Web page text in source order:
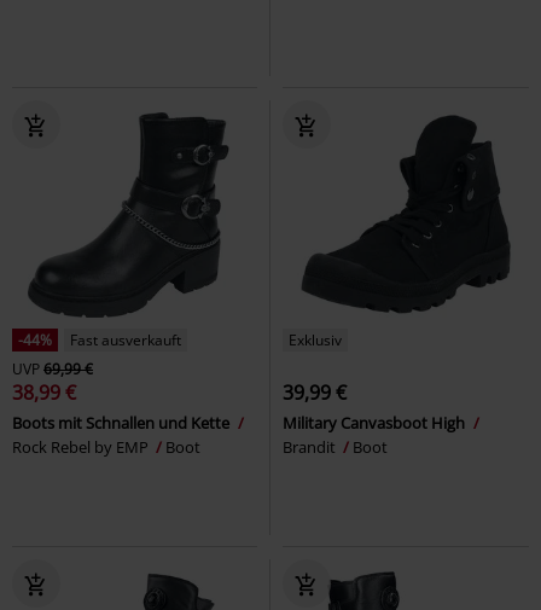
-44%
Fast ausverkauft
UVP69,99 €
38,99 €
Boots mit Schnallen und Kette
Rock Rebel by EMP
Boot
Exklusiv
39,99 €
Military Canvasboot High
Brandit
Boot